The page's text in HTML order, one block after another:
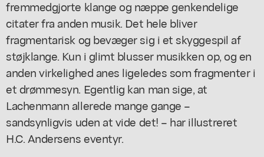
fremmedgjorte klange og næppe genkendelige
citater fra anden musik. Det hele bliver
fragmentarisk og bevæger sig i et skyggespil af
støjklange. Kun i glimt blusser musikken op, og en
anden virkelighed anes ligeledes som fragmenter i
et drømmesyn. Egentlig kan man sige, at
Lachenmann allerede mange gange –
sandsynligvis uden at vide det! – har illustreret
H.C. Andersens eventyr.